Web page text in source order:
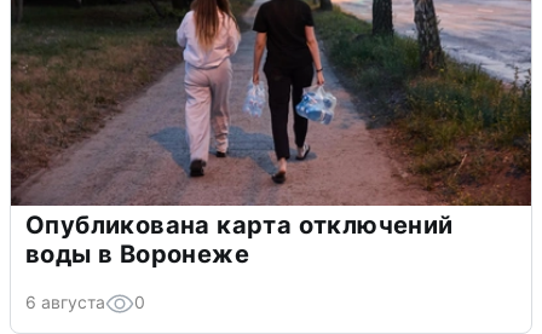
Опубликована карта отключений
воды в Воронеже
6 августа 0